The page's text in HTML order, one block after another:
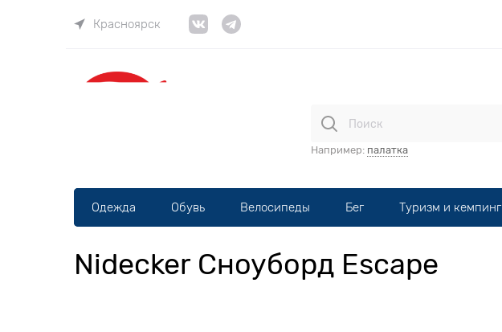
Красноярск
Например: палатка
Одежда Обувь Велосипеды Бег Туризм и кемпинг
Nidecker Сноуборд Escape